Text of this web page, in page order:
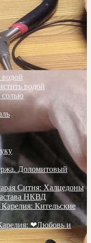
водой
водой
солью
Доломитовый
Ситня: Халцедоны
НКВД
Карелия: Кительские
❤Любовь и